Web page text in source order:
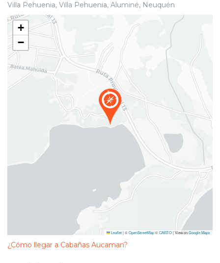
Villa Pehuenia, Villa Pehuenia, Aluminé, Neuquén
+
−
Leaflet|©OpenStreetMap©CARTO| View onGoogle Maps
¿Cómo llegar a Cabañas Aucaman?